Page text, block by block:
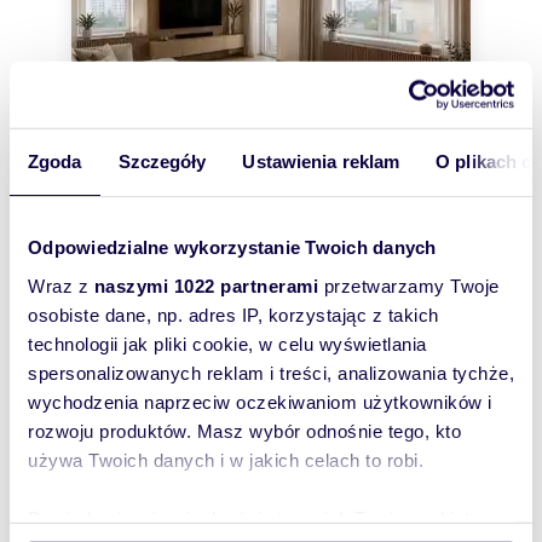
Zgoda Szczegóły Ustawienia reklam O plikach
Odpowiedzialne wykorzystanie Twoich danych
Wraz z naszymi 1022 partnerami przetwarzamy Twoje
osobiste dane, np. adres IP, korzystając z takich
technologii jak pliki cookie, w celu wyświetlania
spersonalizowanych reklam i treści, analizowania tychże,
wychodzenia naprzeciw oczekiwaniom użytkowników i
rozwoju produktów. Masz wybór odnośnie tego, kto
używa Twoich danych i w jakich celach to robi.
Do sprzedania przestronne 102,6 m²
dwupoziomowe mieszkanie z dużym
potencjałem
1 050 000 zł
mieszkanie Warszawa, Praga-Południe,
Gocław, Perkuna
Do sprzedaży przestronne, dwupoziomowe
mieszkanie o powierzchni 102,6 m², położone na 4.
i 5. piętrze budynku na Pradze Pd.UKŁAD...